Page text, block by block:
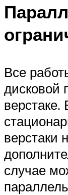
Все
дисковой
верстаке.
верстаки
случае